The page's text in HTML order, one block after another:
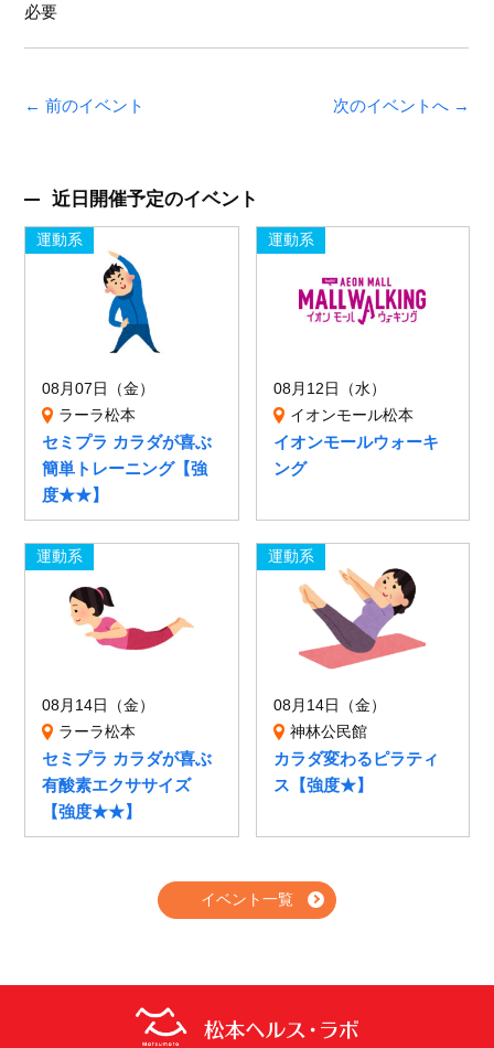
必要
← 前のイベント 次のイベントへ →
近日開催予定のイベント
運動系
08月07日（金）
ラーラ松本
セミプラ カラダが喜ぶ
簡単トレーニング【強
度★★】
運動系
08月12日（水）
イオンモール松本
イオンモールウォーキ
ング
運動系
08月14日（金）
ラーラ松本
セミプラ カラダが喜ぶ
有酸素エクササイズ
【強度★★】
運動系
08月14日（金）
神林公民館
カラダ変わるピラティ
ス【強度★】
イベント一覧